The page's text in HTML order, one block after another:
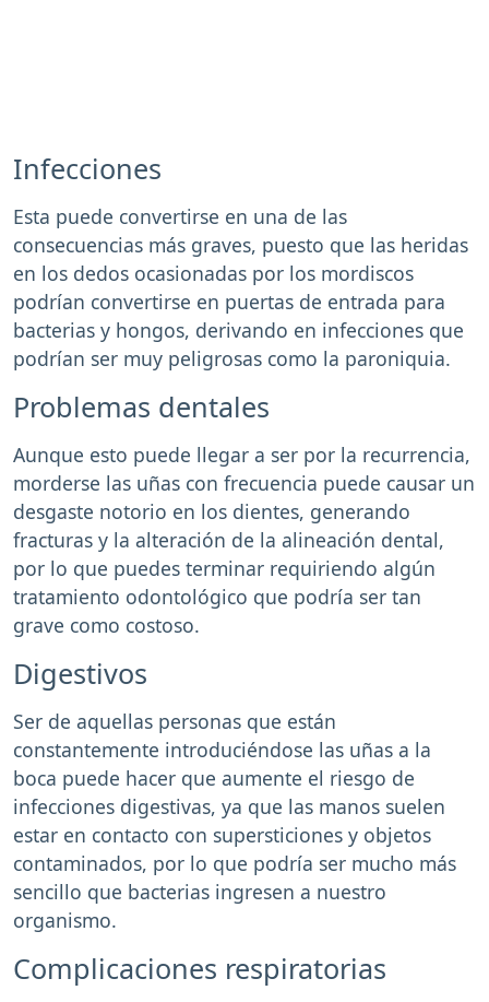
Infecciones
Esta puede convertirse en una de las
consecuencias más graves, puesto que las heridas
en los dedos ocasionadas por los mordiscos
podrían convertirse en puertas de entrada para
bacterias y hongos, derivando en infecciones que
podrían ser muy peligrosas como la paroniquia.
Problemas dentales
Aunque esto puede llegar a ser por la recurrencia,
morderse las uñas con frecuencia puede causar un
desgaste notorio en los dientes, generando
fracturas y la alteración de la alineación dental,
por lo que puedes terminar requiriendo algún
tratamiento odontológico que podría ser tan
grave como costoso.
Digestivos
Ser de aquellas personas que están
constantemente introduciéndose las uñas a la
boca puede hacer que aumente el riesgo de
infecciones digestivas, ya que las manos suelen
estar en contacto con supersticiones y objetos
contaminados, por lo que podría ser mucho más
sencillo que bacterias ingresen a nuestro
organismo.
Complicaciones respiratorias